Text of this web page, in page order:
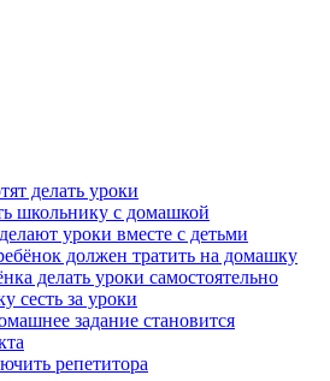
делать уроки
школьнику с домашкой
уроки вместе с детьми
должен тратить на домашку
делать уроки самостоятельно
сесть за уроки
задание становится
репетитора